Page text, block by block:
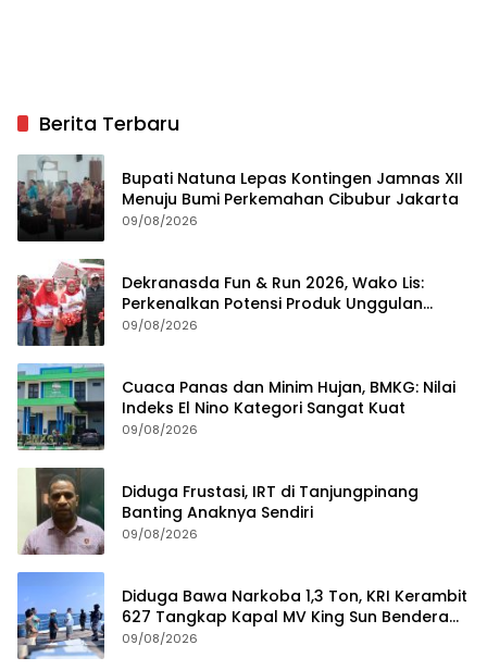
Berita Terbaru
Bupati Natuna Lepas Kontingen Jamnas XII
Menuju Bumi Perkemahan Cibubur Jakarta
09/08/2026
Dekranasda Fun & Run 2026, Wako Lis:
Perkenalkan Potensi Produk Unggulan
Daerah
09/08/2026
Cuaca Panas dan Minim Hujan, BMKG: Nilai
Indeks El Nino Kategori Sangat Kuat
09/08/2026
Diduga Frustasi, IRT di Tanjungpinang
Banting Anaknya Sendiri
09/08/2026
Diduga Bawa Narkoba 1,3 Ton, KRI Kerambit
627 Tangkap Kapal MV King Sun Bendera
Tanzania
09/08/2026